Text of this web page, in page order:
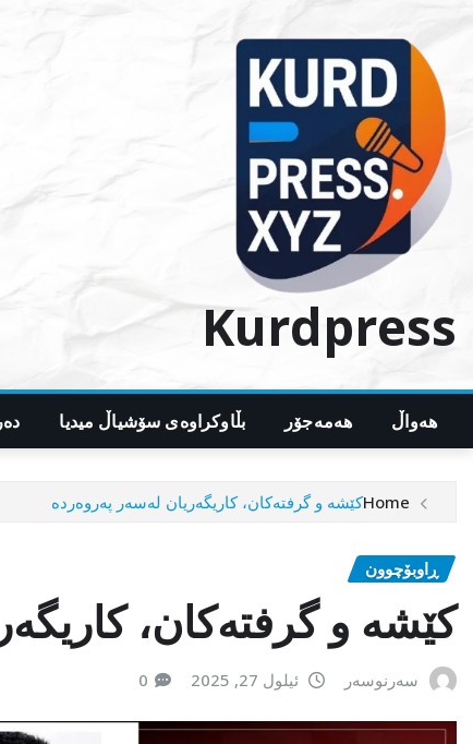
content
Kurdpress
هەواڵ هەمەجۆر بڵاوکراوەی سۆشیاڵ میدیا
Homeکێشە و گرفتەکان، کاریگەریان لەسەر پەروەردە
ڕاوبۆچوون
کێشە و گرفتەکان،
سەرنوسەر ئیلول 27, 2025 0